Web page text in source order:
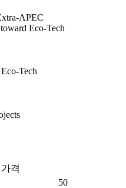
APEC
Eco-Tech
Tech
격
50